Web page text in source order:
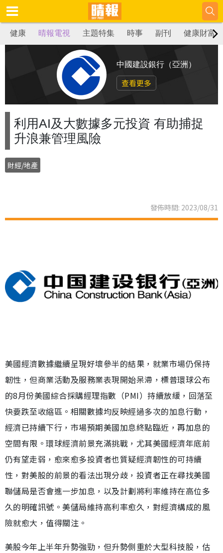
健康 晴報電視 主題特集 時事 副刊 健康財富
中國建設銀行（亞洲）
查看更多
利用AI及大數據多元投資 有助捕捉
升浪兼管理風險
財經/地產
發佈時間: 2023/08/31
美國經濟數據繼續呈現好壞參半的結果，就業市場仍保持
韌性，但商業活動及服務業表現開始呆滯，標普環球公布
的8月份美國綜合採購經理指數（PMI）持續放緩，回落至
快要跌至收縮區。相關數據均反映經過多次的加息行動，
經濟已持續下行，市場預期美國加息終點臨近，再加息的
空間有限。環球經濟前景充滿挑戰，尤其美國經濟年底前
仍有望走弱，愈來愈多投資者也質疑經濟韌性的可持續
性，對美股的前景的看法出現分歧，投資者正在尋找美國
聯儲局是否會進一步加息，以及計劃將利率維持在高位多
久的明確訊號。美儲局維持高利率愈久，對經濟構成的風
險就愈大，值得關注。
美股今年上半年升勢強勁，但升勢側重於大型科技股，估